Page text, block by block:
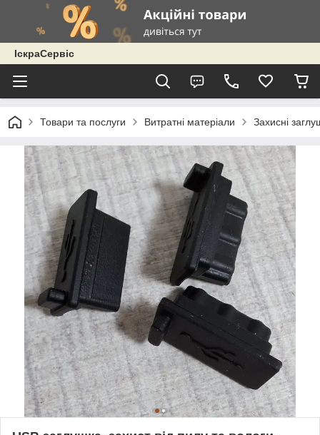
ІскраСервіс
Товари та послуги Витратні матеріали Захисні